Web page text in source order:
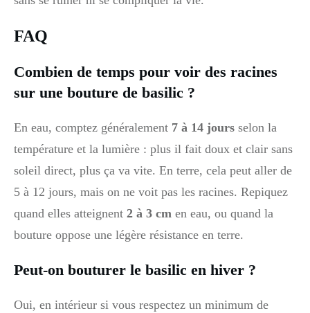
FAQ
Combien de temps pour voir des racines
sur une bouture de basilic ?
En eau, comptez généralement 7 à 14 jours selon la
température et la lumière : plus il fait doux et clair sans
soleil direct, plus ça va vite. En terre, cela peut aller de
5 à 12 jours, mais on ne voit pas les racines. Repiquez
quand elles atteignent 2 à 3 cm en eau, ou quand la
bouture oppose une légère résistance en terre.
Peut-on bouturer le basilic en hiver ?
Oui, en intérieur si vous respectez un minimum de